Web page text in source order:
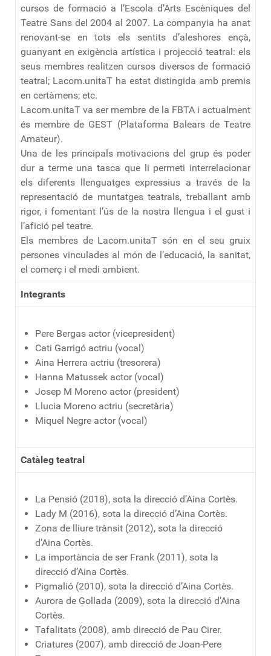
cursos de formació a l’Escola d’Arts Escèniques del
Teatre Sans del 2004 al 2007. La companyia ha anat
renovant-se en tots els sentits d’aleshores ençà,
guanyant en exigència artística i projecció teatral: els
seus membres realitzen cursos diversos de formació
teatral; Lacom.unitaT ha estat distingida amb premis
en certàmens; etc.
Lacom.unitaT va ser membre de la FBTA i actualment
és membre de GEST (Plataforma Balears de Teatre
Amateur).
Una de les principals motivacions del grup és poder
dur a terme una tasca que li permeti interrelacionar
els diferents llenguatges expressius a través de la
representació de muntatges teatrals, treballant amb
rigor, i fomentant l’ús de la nostra llengua i el gust i
l’afició pel teatre.
Els membres de Lacom.unitaT són en el seu gruix
persones vinculades al món de l’educació, la sanitat,
el comerç i el medi ambient.
Integrants
Pere Bergas actor (vicepresident)
Cati Garrigó actriu (vocal)
Aina Herrera actriu (tresorera)
Hanna Matussek actor (vocal)
Josep M Moreno actor (president)
Llucia Moreno actriu (secretària)
Miquel Negre actor (vocal)
Catàleg teatral
La Pensió (2018), sota la direcció d’Aina Cortès.
Lady M (2016), sota la direcció d’Aina Cortès.
Zona de lliure trànsit (2012), sota la direcció
d’Aina Cortès.
La importància de ser Frank (2011), sota la
direcció d’Aina Cortès.
Pigmalió (2010), sota la direcció d’Aina Cortès.
Aurora de Gollada (2009), sota la direcció d’Aina
Cortès.
Tafalitats (2008), amb direcció de Pau Cirer.
Criatures (2007), amb direcció de Joan-Pere